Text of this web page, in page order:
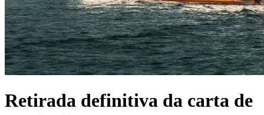
Retirada definitiva da carta de